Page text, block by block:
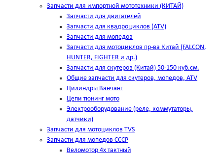
Запчасти для импортной мототехники (КИТАЙ)
Запчасти для двигателей
Запчасти для квадроциклов (ATV)
Запчасти для мопедов
Запчасти для мотоциклов пр-ва Китай (FALCON,
HUNTER, FIGHTER и др.)
Запчасти для скутеров (Китай) 50-150 куб.см.
Общие запчасти для скутеров, мопедов, ATV
Цилиндры Ванчанг
Цепи тюнинг мото
Электрооборудование (реле, коммутаторы,
датчики)
Запчасти для мотоциклов TVS
Запчасти для мопедов СССР
Веломотор 4х тактный